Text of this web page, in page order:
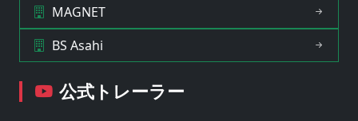
MAGNET
BS Asahi
公式トレーラー